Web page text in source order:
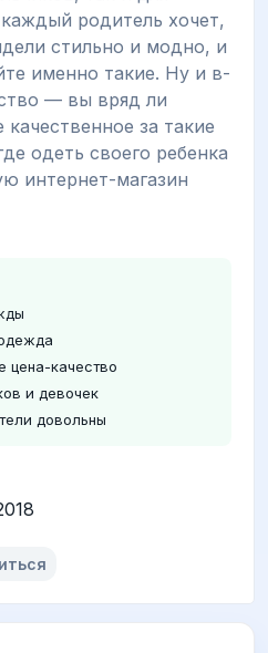
родитель хочет,
стильно и модно, и
именно такие. Ну и в-
— вы вряд ли
за такие
одеть своего ребенка
интернет-магазин
цена-качество
и девочек
довольны